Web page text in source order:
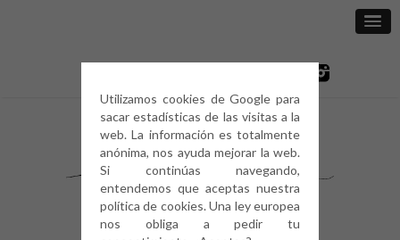
Utilizamos cookies de Google para
sacar estadísticas de las visitas a la
web. La información es totalmente
anónima, nos ayuda mejorar la web.
Si continúas navegando,
entendemos que aceptas nuestra
política de cookies. Una ley europea
nos obliga a pedir tu